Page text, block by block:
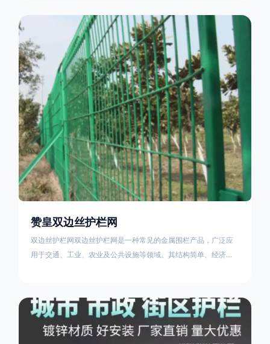
料应保证围栏稳固、整洁、美观。市政工程项目工地，可按工程
进度分段设置围栏或按规定使用统一的连续性护栏设施。施工单
位不得在工地围栏外堆放建筑材料、垃圾和工程渣土。在
赞皇双边丝护栏网
双边丝护栏网双边丝护栏网是一种常见的金属围栏产品，广泛应
用于交通、工业、农业及公共设施等领域。其结构简单、经济实
边丝护栏网由低碳钢丝（Q235材质）通过焊接或编织形成网格结
构，网片两侧各有一根加固的纵向钢丝（双边丝），用于与立柱
连接固定。其表面通常采用镀锌、喷塑或浸塑处理，以增强耐腐